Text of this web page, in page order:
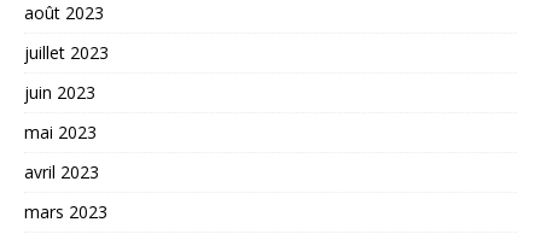
août 2023
juillet 2023
juin 2023
mai 2023
avril 2023
mars 2023